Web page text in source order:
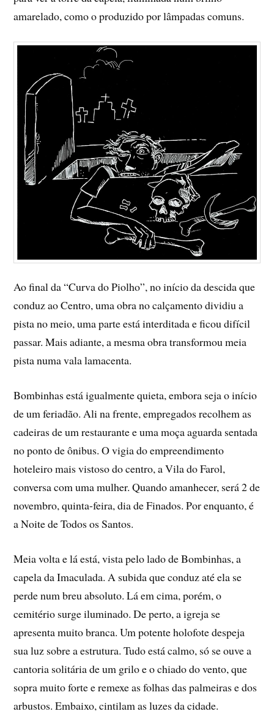
amarelado, como o produzido por lâmpadas comuns.
Ao final da “Curva do Piolho”, no início da descida que
conduz ao Centro, uma obra no calçamento dividiu a
pista no meio, uma parte está interditada e ficou difícil
passar. Mais adiante, a mesma obra transformou meia
pista numa vala lamacenta.
Bombinhas está igualmente quieta, embora seja o início
de um feriadão. Ali na frente, empregados recolhem as
cadeiras de um restaurante e uma moça aguarda sentada
no ponto de ônibus. O vigia do empreendimento
hoteleiro mais vistoso do centro, a Vila do Farol,
conversa com uma mulher. Quando amanhecer, será 2 de
novembro, quinta-feira, dia de Finados. Por enquanto, é
a Noite de Todos os Santos.
Meia volta e lá está, vista pelo lado de Bombinhas, a
capela da Imaculada. A subida que conduz até ela se
perde num breu absoluto. Lá em cima, porém, o
cemitério surge iluminado. De perto, a igreja se
apresenta muito branca. Um potente holofote despeja
sua luz sobre a estrutura. Tudo está calmo, só se ouve a
cantoria solitária de um grilo e o chiado do vento, que
sopra muito forte e remexe as folhas das palmeiras e dos
arbustos. Embaixo, cintilam as luzes da cidade.